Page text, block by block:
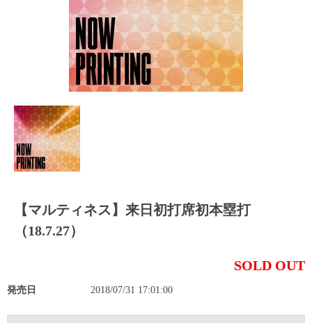
【マルティネス】来日初打席初本塁打
（18.7.27）
SOLD OUT
発売日 2018/07/31 17:01:00